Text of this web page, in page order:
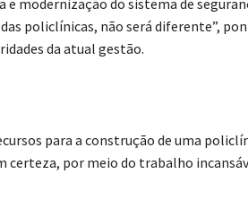
modernização do sistema de
policlínicas, não será diferente”,
da atual gestão.
para a construção de uma
certeza, por meio do trabalho